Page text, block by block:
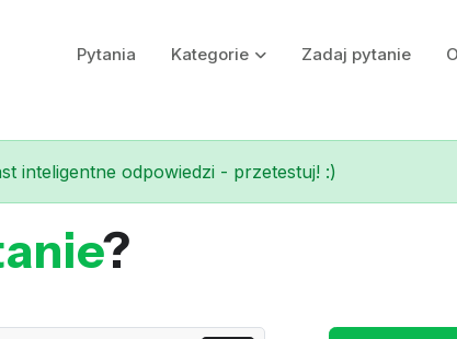
Pytania Kategorie Zadaj pytanie
inteligentne odpowiedzi - przetestuj! :)
?